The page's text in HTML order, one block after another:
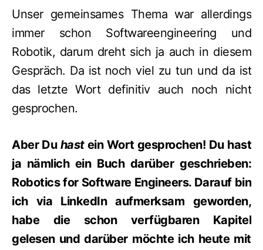
Unser gemeinsames Thema war allerdings
immer schon Softwareengineering und
Robotik, darum dreht sich ja auch in diesem
Gespräch. Da ist noch viel zu tun und da ist
das letzte Wort definitiv auch noch nicht
gesprochen.
Aber Du hastein Wort gesprochen! Du hast
ja nämlich ein Buch darüber geschrieben:
Robotics for Software Engineers. Darauf bin
ich via LinkedIn aufmerksam geworden,
habe die schon verfügbaren Kapitel
gelesen und darüber möchte ich heute mit